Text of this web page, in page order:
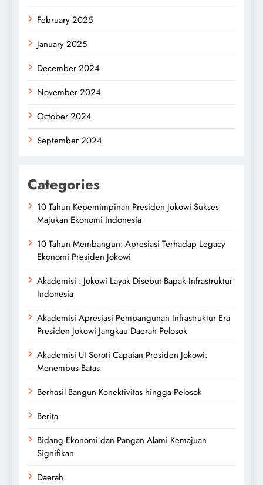
February 2025
January 2025
December 2024
November 2024
October 2024
September 2024
Categories
10 Tahun Kepemimpinan Presiden Jokowi Sukses
Majukan Ekonomi Indonesia
10 Tahun Membangun: Apresiasi Terhadap Legacy
Ekonomi Presiden Jokowi
Akademisi : Jokowi Layak Disebut Bapak Infrastruktur
Indonesia
Akademisi Apresiasi Pembangunan Infrastruktur Era
Presiden Jokowi Jangkau Daerah Pelosok
Akademisi UI Soroti Capaian Presiden Jokowi:
Menembus Batas
Berhasil Bangun Konektivitas hingga Pelosok
Berita
Bidang Ekonomi dan Pangan Alami Kemajuan
Signifikan
Daerah